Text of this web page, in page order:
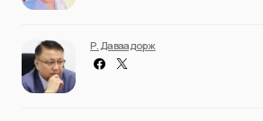
Р. Даваадорж